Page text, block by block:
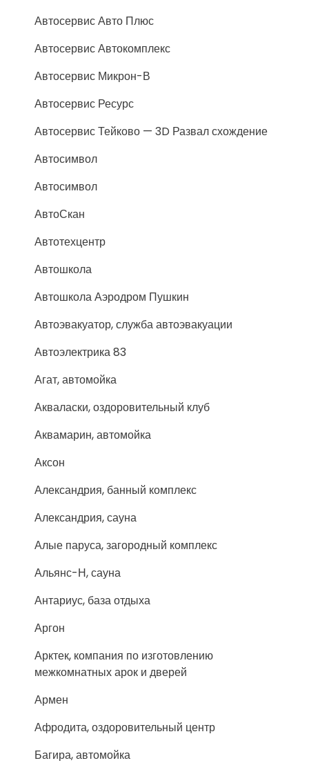
Автосервис Авто Плюс
Автосервис Автокомплекс
Автосервис Микрон-В
Автосервис Ресурс
Автосервис Тейково — 3D Развал схождение
Автосимвол
Автосимвол
АвтоСкан
Автотехцентр
Автошкола
Автошкола Аэродром Пушкин
Автоэвакуатор, служба автоэвакуации
Автоэлектрика 83
Агат, автомойка
Акваласки, оздоровительный клуб
Аквамарин, автомойка
Аксон
Александрия, банный комплекс
Александрия, сауна
Алые паруса, загородный комплекс
Альянс-Н, сауна
Антариус, база отдыха
Аргон
Арктек, компания по изготовлению
межкомнатных арок и дверей
Армен
Афродита, оздоровительный центр
Багира, автомойка